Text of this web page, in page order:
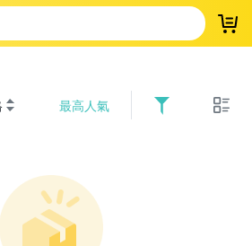
登
最高人氣